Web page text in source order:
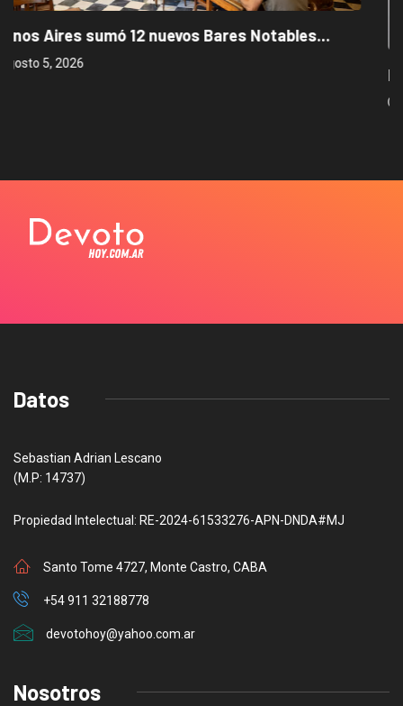
NOTICIAS DESTACADAS
Los stands móviles de la Ciudad
Datos
Sebastian Adrian Lescano
(M.P: 14737)
Propiedad Intelectual: RE-2024-61533276-APN-DNDA#MJ
Santo Tome 4727, Monte Castro, CABA
+54 911 32188778
devotohoy@yahoo.com.ar
Nosotros